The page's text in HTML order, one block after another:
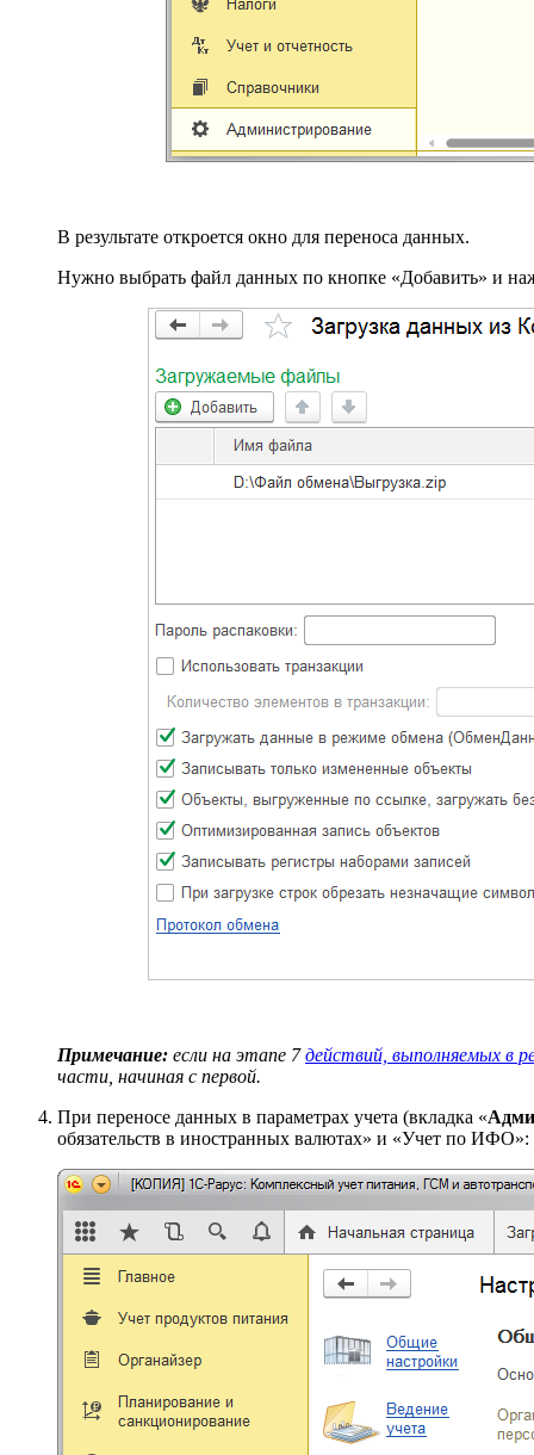
В результате откроется окно для переноса данных.
Нужно выбрать файл данных по кнопке «Добавить» и
Примечание: если на этапе 7действий, выполняемых в
части, начиная с первой.
При переносе данных в параметрах учета (вкладка «
обязательств в иностранных валютах» и «Учет по ИФО»: